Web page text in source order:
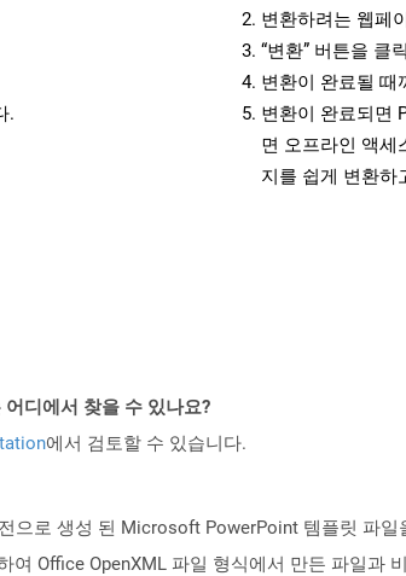
.
변환하려는 웹페
“변환” 버튼을 클
변환이 완료될 때
변환이 완료되면
면 오프라인 액세
지를 쉽게 변환하
디에서 찾을 수 있나요?
에서 검토할 수 있습니다.
으로 생성 된 Microsoft PowerPoint 템플릿 파
Office OpenXML 파일 형식에서 만든 파일과